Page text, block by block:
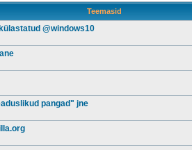
Teemasid
@windows10
pangad" jne